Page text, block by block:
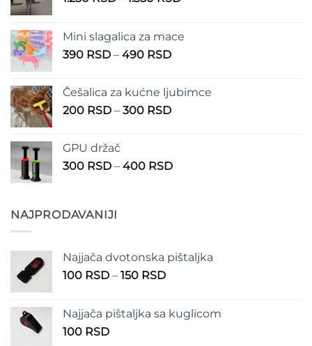
1.250 RSD
Mini slagalica za mace
390 RSD – 490 RSDRaspon
390 RSD
do
Češalica za kućne ljubimce
200 RSD – 300 RSDRaspon
do
GPU držač
300 RSD – 400 RSDRaspon
NAJPRODAVANIJI
Najjača dvotonska pištaljka
100 RSD – 150 RSDRaspon
100 RSD
Najjača pištaljka sa kuglicom
100 RSD